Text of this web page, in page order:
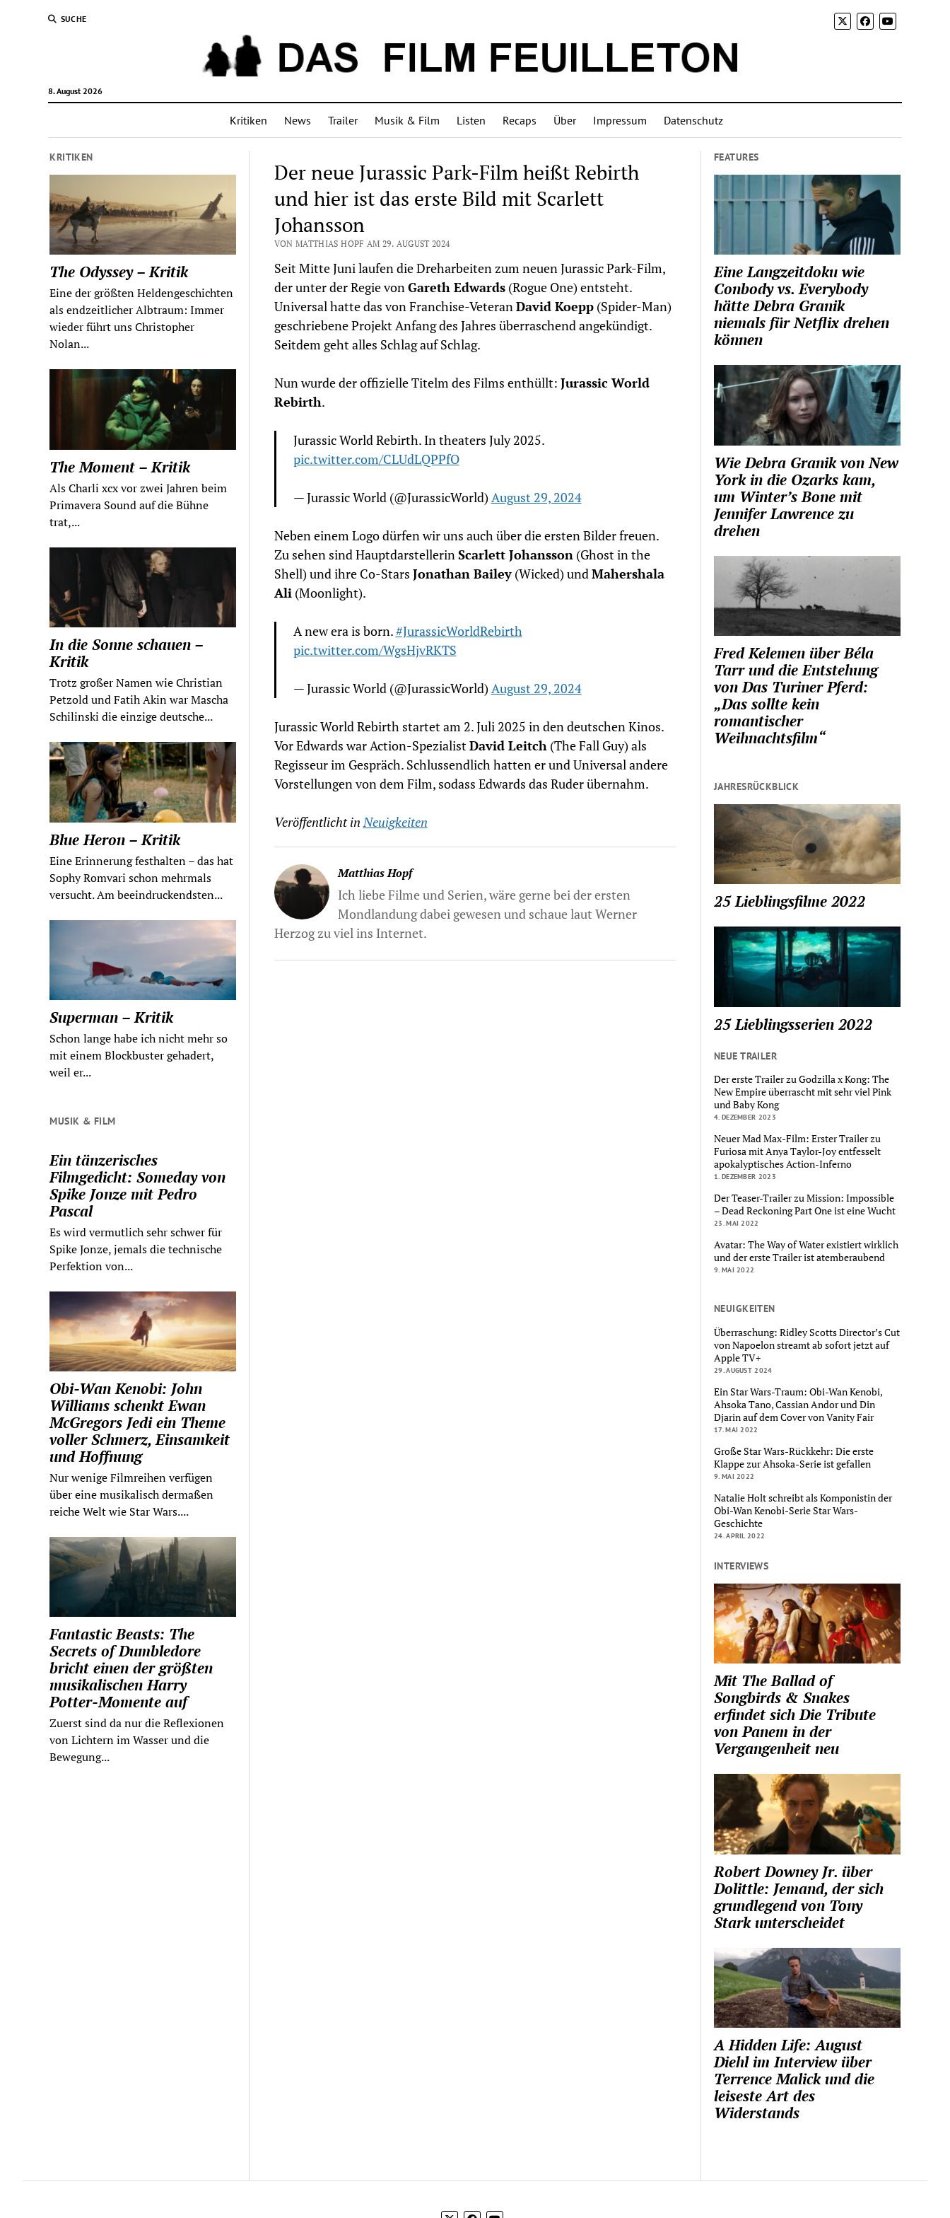
SUCHE
8. August 2026
Kritiken News Trailer Musik & Film Listen Recaps Über Impressum Datenschutz
KRITIKEN
The Odyssey – Kritik
Eine der größten Heldengeschichten
als endzeitlicher Albtraum: Immer
wieder führt uns Christopher
Nolan...
The Moment – Kritik
Als Charli xcx vor zwei Jahren beim
Primavera Sound auf die Bühne
trat,...
In die Sonne schauen –
Kritik
Trotz großer Namen wie Christian
Petzold und Fatih Akin war Mascha
Schilinski die einzige deutsche...
Blue Heron – Kritik
Eine Erinnerung festhalten – das hat
Sophy Romvari schon mehrmals
versucht. Am beeindruckendsten...
Superman – Kritik
Schon lange habe ich nicht mehr so
mit einem Blockbuster gehadert,
weil er...
MUSIK & FILM
Ein tänzerisches
Filmgedicht: Someday von
Spike Jonze mit Pedro
Pascal
Es wird vermutlich sehr schwer für
Spike Jonze, jemals die technische
Perfektion von...
Obi-Wan Kenobi: John
Williams schenkt Ewan
McGregors Jedi ein Theme
voller Schmerz, Einsamkeit
und Hoffnung
Nur wenige Filmreihen verfügen
über eine musikalisch dermaßen
reiche Welt wie Star Wars....
Fantastic Beasts: The
Secrets of Dumbledore
bricht einen der größten
musikalischen Harry
Potter-Momente auf
Zuerst sind da nur die Reflexionen
von Lichtern im Wasser und die
Bewegung...
Der neue Jurassic Park-Film heißt Rebirth
und hier ist das erste Bild mit Scarlett
Johansson
VON MATTHIAS HOPF AM 29. AUGUST 2024
Seit Mitte Juni laufen die Dreharbeiten zum neuen Jurassic Park-Film,
der unter der Regie vonGareth Edwards(Rogue One) entsteht.
Universal hatte das von Franchise-VeteranDavid Koepp(Spider-Man)
geschriebene Projekt Anfang des Jahres überraschend angekündigt.
Seitdem geht alles Schlag auf Schlag.
Nun wurde der offizielle Titelm des Films enthüllt: Jurassic World
Rebirth.
Jurassic World Rebirth. In theaters July 2025.
pic.twitter.com/CLUdLQPPfO
— Jurassic World (@JurassicWorld)August 29, 2024
Neben einem Logo dürfen wir uns auch über die ersten Bilder freuen.
Zu sehen sind HauptdarstellerinScarlett Johansson(Ghost in the
Shell) und ihre Co-Stars Jonathan Bailey(Wicked) undMahershala
Ali(Moonlight).
A new era is born.#JurassicWorldRebirth
pic.twitter.com/WgsHjvRKTS
— Jurassic World (@JurassicWorld)August 29, 2024
Jurassic World Rebirth startet am 2. Juli 2025 in den deutschen Kinos.
Vor Edwards war Action-SpezialistDavid Leitch(The Fall Guy) als
Regisseur im Gespräch. Schlussendlich hatten er und Universal andere
Vorstellungen von dem Film, sodass Edwards das Ruder übernahm.
Veröffentlicht inNeuigkeiten
Matthias Hopf
Ich liebe Filme und Serien, wäre gerne bei der ersten
Mondlandung dabei gewesen und schaue laut Werner
Herzog zu viel ins Internet.
FEATURES
Eine Langzeitdoku wie
Conbody vs. Everybody
hätte Debra Granik
niemals für Netflix drehen
können
Wie Debra Granik von New
York in die Ozarks kam,
um Winter’s Bone mit
Jennifer Lawrence zu
drehen
Fred Kelemen über Béla
Tarr und die Entstehung
von Das Turiner Pferd:
„Das sollte kein
romantischer
Weihnachtsfilm“
JAHRESRÜCKBLICK
25 Lieblingsfilme 2022
25 Lieblingsserien 2022
NEUE TRAILER
Der erste Trailer zu Godzilla x Kong: The
New Empire überrascht mit sehr viel Pink
und Baby Kong
4. DEZEMBER 2023
Neuer Mad Max-Film: Erster Trailer zu
Furiosa mit Anya Taylor-Joy entfesselt
apokalyptisches Action-Inferno
1. DEZEMBER 2023
Der Teaser-Trailer zu Mission: Impossible
– Dead Reckoning Part One ist eine Wucht
23. MAI 2022
Avatar: The Way of Water existiert wirklich
und der erste Trailer ist atemberaubend
9. MAI 2022
NEUIGKEITEN
Überraschung: Ridley Scotts Director’s Cut
von Napoelon streamt ab sofort jetzt auf
Apple TV+
29. AUGUST 2024
Ein Star Wars-Traum: Obi-Wan Kenobi,
Ahsoka Tano, Cassian Andor und Din
Djarin auf dem Cover von Vanity Fair
17. MAI 2022
Große Star Wars-Rückkehr: Die erste
Klappe zur Ahsoka-Serie ist gefallen
9. MAI 2022
Natalie Holt schreibt als Komponistin der
Obi-Wan Kenobi-Serie Star Wars-
Geschichte
24. APRIL 2022
INTERVIEWS
Mit The Ballad of
Songbirds & Snakes
erfindet sich Die Tribute
von Panem in der
Vergangenheit neu
Robert Downey Jr. über
Dolittle: Jemand, der sich
grundlegend von Tony
Stark unterscheidet
A Hidden Life: August
Diehl im Interview über
Terrence Malick und die
leiseste Art des
Widerstands